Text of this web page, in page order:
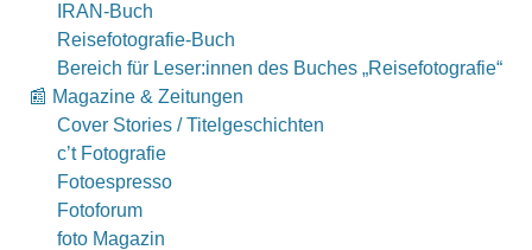
IRAN-Buch
Reisefotografie-Buch
Bereich für Leser:innen des Buches „Reisefotografie“
📰 Magazine & Zeitungen
Cover Stories / Titelgeschichten
c’t Fotografie
Fotoespresso
Fotoforum
foto Magazin